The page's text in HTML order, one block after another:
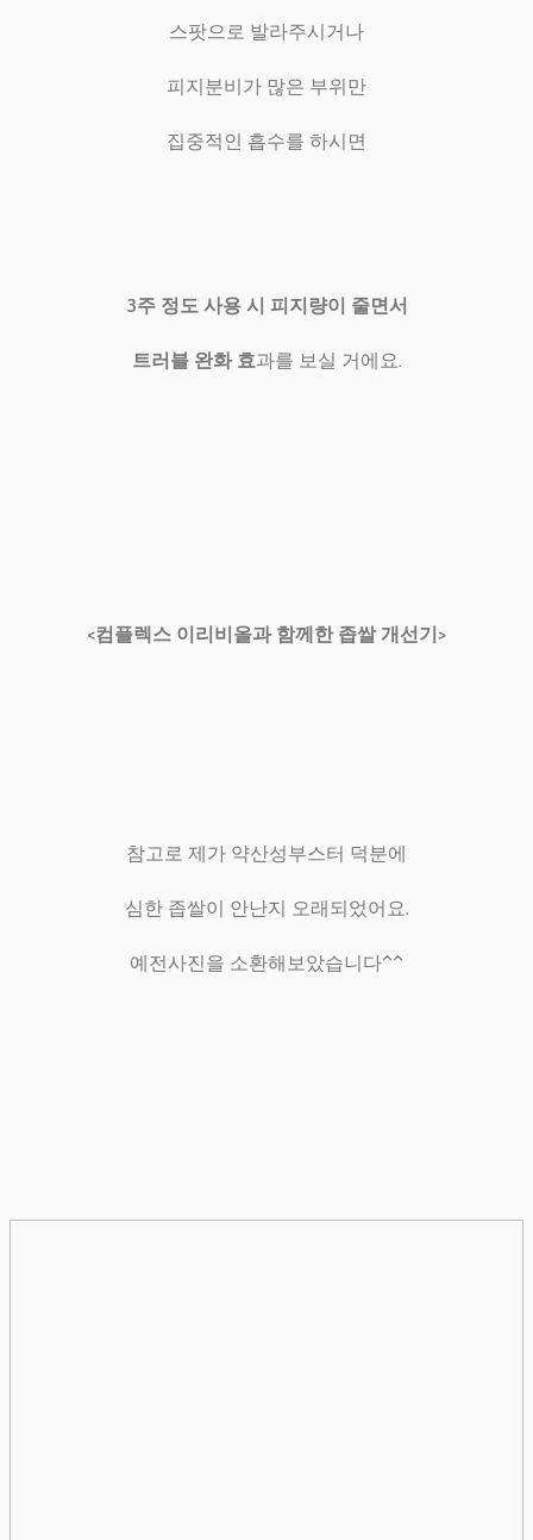
스팟으로 발라주시거나
피지분비가 많은 부위만
집중적인 흡수를 하시면
3주 정도 사용 시 피지량이 줄면서
트러블 완화 효과를 보실 거에요.
<컴플렉스 이리비올과 함께한 좁쌀 개선기>
참고로 제가 약산성부스터 덕분에
심한 좁쌀이 안난지 오래되었어요.
예전사진을 소환해보았습니다^^